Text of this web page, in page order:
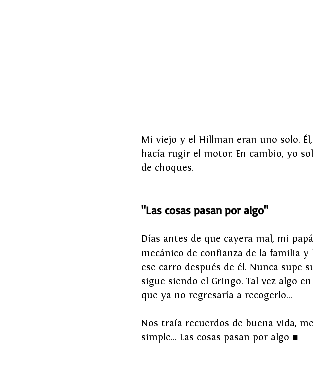
Mi viejo y el Hillman eran uno solo.
hacía rugir el motor. En cambio, yo
de choques.
"Las cosas pasan por algo"
Días antes de que cayera mal, mi
mecánico de confianza de la familia
ese carro después de él. Nunca supe
sigue siendo el Gringo. Tal vez algo
que ya no regresaría a recogerlo…
Nos traía recuerdos de buena vida,
simple… Las cosas pasan por algo ■